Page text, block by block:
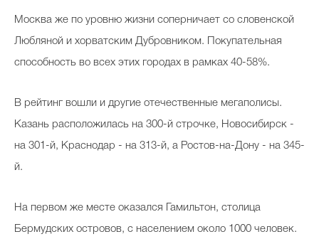
Москва же по уровню жизни соперничает со словенской
Любляной и хорватским Дубровником. Покупательная
способность во всех этих городах в рамках 40-58%.
В рейтинг вошли и другие отечественные мегаполисы.
Казань расположилась на 300-й строчке, Новосибирск -
на 301-й, Краснодар - на 313-й, а Ростов-на-Дону - на 345-
й.
На первом же месте оказался Гамильтон, столица
Бермудских островов, с населением около 1000 человек.